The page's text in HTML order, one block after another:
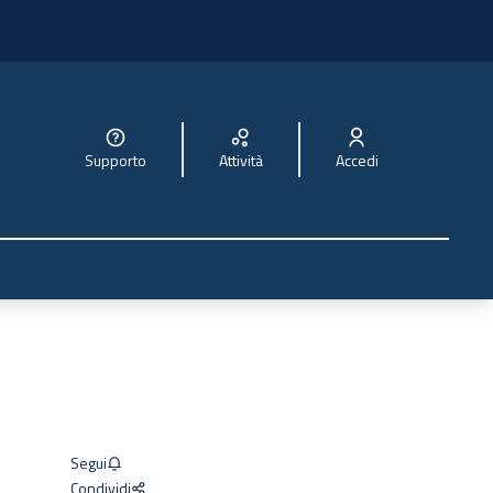
Supporto Attività Accedi
Segui
Condividi